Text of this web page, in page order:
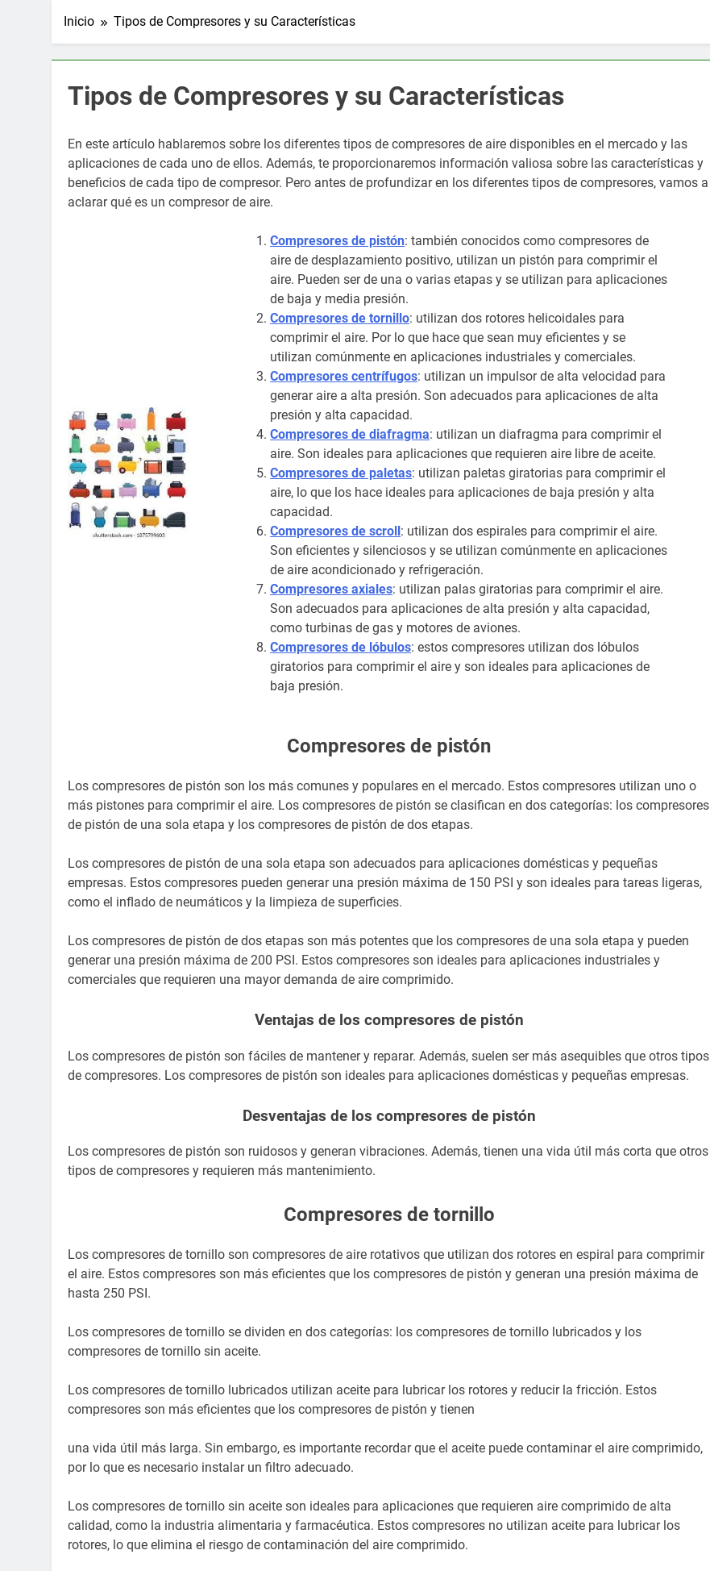
Inicio Tipos de Compresores y su Características
Tipos de Compresores y su Características
En este artículo hablaremos sobre los diferentes tipos de compresores de aire disponibles en el mercado y las
aplicaciones de cada uno de ellos. Además, te proporcionaremos información valiosa sobre las características y
beneficios de cada tipo de compresor. Pero antes de profundizar en los diferentes tipos de compresores, vamos a
aclarar qué es un compresor de aire.
Compresores de pistón: también conocidos como compresores de
aire de desplazamiento positivo, utilizan un pistón para comprimir el
aire. Pueden ser de una o varias etapas y se utilizan para aplicaciones
de baja y media presión.
Compresores de tornillo: utilizan dos rotores helicoidales para
comprimir el aire. Por lo que hace que sean muy eficientes y se
utilizan comúnmente en aplicaciones industriales y comerciales.
Compresores centrífugos: utilizan un impulsor de alta velocidad para
generar aire a alta presión. Son adecuados para aplicaciones de alta
presión y alta capacidad.
Compresores de diafragma: utilizan un diafragma para comprimir el
aire. Son ideales para aplicaciones que requieren aire libre de aceite.
Compresores de paletas: utilizan paletas giratorias para comprimir el
aire, lo que los hace ideales para aplicaciones de baja presión y alta
capacidad.
Compresores de scroll: utilizan dos espirales para comprimir el aire.
Son eficientes y silenciosos y se utilizan comúnmente en aplicaciones
de aire acondicionado y refrigeración.
Compresores axiales: utilizan palas giratorias para comprimir el aire.
Son adecuados para aplicaciones de alta presión y alta capacidad,
como turbinas de gas y motores de aviones.
Compresores de lóbulos: estos compresores utilizan dos lóbulos
giratorios para comprimir el aire y son ideales para aplicaciones de
baja presión.
Compresores de pistón
Los compresores de pistón son los más comunes y populares en el mercado. Estos compresores utilizan uno o
más pistones para comprimir el aire. Los compresores de pistón se clasifican en dos categorías: los compresores
de pistón de una sola etapa y los compresores de pistón de dos etapas.
Los compresores de pistón de una sola etapa son adecuados para aplicaciones domésticas y pequeñas
empresas. Estos compresores pueden generar una presión máxima de 150 PSI y son ideales para tareas ligeras,
como el inflado de neumáticos y la limpieza de superficies.
Los compresores de pistón de dos etapas son más potentes que los compresores de una sola etapa y pueden
generar una presión máxima de 200 PSI. Estos compresores son ideales para aplicaciones industriales y
comerciales que requieren una mayor demanda de aire comprimido.
Ventajas de los compresores de pistón
Los compresores de pistón son fáciles de mantener y reparar. Además, suelen ser más asequibles que otros tipos
de compresores. Los compresores de pistón son ideales para aplicaciones domésticas y pequeñas empresas.
Desventajas de los compresores de pistón
Los compresores de pistón son ruidosos y generan vibraciones. Además, tienen una vida útil más corta que otros
tipos de compresores y requieren más mantenimiento.
Compresores de tornillo
Los compresores de tornillo son compresores de aire rotativos que utilizan dos rotores en espiral para comprimir
el aire. Estos compresores son más eficientes que los compresores de pistón y generan una presión máxima de
hasta 250 PSI.
Los compresores de tornillo se dividen en dos categorías: los compresores de tornillo lubricados y los
compresores de tornillo sin aceite.
Los compresores de tornillo lubricados utilizan aceite para lubricar los rotores y reducir la fricción. Estos
compresores son más eficientes que los compresores de pistón y tienen
una vida útil más larga. Sin embargo, es importante recordar que el aceite puede contaminar el aire comprimido,
por lo que es necesario instalar un filtro adecuado.
Los compresores de tornillo sin aceite son ideales para aplicaciones que requieren aire comprimido de alta
calidad, como la industria alimentaria y farmacéutica. Estos compresores no utilizan aceite para lubricar los
rotores, lo que elimina el riesgo de contaminación del aire comprimido.